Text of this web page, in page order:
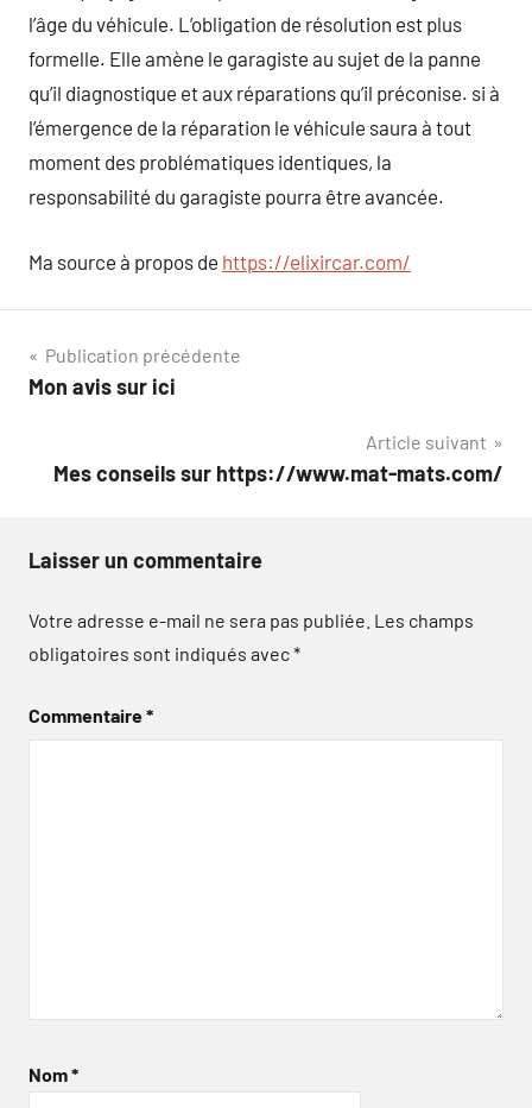
l’âge du véhicule. L’obligation de résolution est plus
formelle. Elle amène le garagiste au sujet de la panne
qu’il diagnostique et aux réparations qu’il préconise. si à
l’émergence de la réparation le véhicule saura à tout
moment des problématiques identiques, la
responsabilité du garagiste pourra être avancée.
Ma source à propos de https://elixircar.com/
Navigation
de
Publication précédente
Mon avis sur ici
Article suivant
Mes conseils sur https://www.mat-mats.com/
Laisser un commentaire
Votre adresse e-mail ne sera pas publiée. Les champs
obligatoires sont indiqués avec*
Commentaire*
Nom*